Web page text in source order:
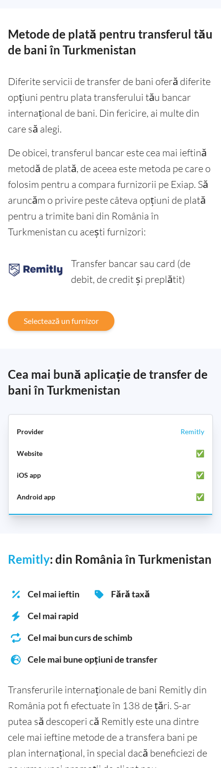
Metode de plată pentru transferul tău
de bani în Turkmenistan
Diferite servicii de transfer de bani oferă diferite
opțiuni pentru plata transferului tău bancar
internațional de bani. Din fericire, ai multe din
care să alegi.
De obicei, transferul bancar este cea mai ieftină
metodă de plată, de aceea este metoda pe care o
folosim pentru a compara furnizorii pe Exiap. Să
aruncăm o privire peste câteva opțiuni de plată
pentru a trimite bani din România în
Turkmenistan cu acești furnizori:
Transfer bancar sau card (de
debit, de credit și preplătit)
Selectează un furnizor
Cea mai bună aplicație de transfer de
bani în Turkmenistan
Remitly
✅
✅
✅
Remitly: din România în Turkmenistan
Cel mai ieftin
Fără taxă
Cel mai rapid
Cel mai bun curs de schimb
Cele mai bune opțiuni de transfer
Transferurile internaționale de bani Remitly din
România pot fi efectuate în 138 de țări. S-ar
putea să descoperi că Remitly este una dintre
cele mai ieftine metode de a transfera bani pe
plan internațional, în special dacă beneficiezi de